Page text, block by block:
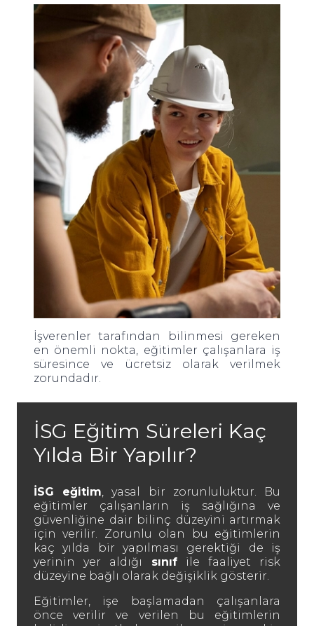
İşverenler tarafından bilinmesi gereken
en önemli nokta, eğitimler çalışanlara iş
süresince ve ücretsiz olarak verilmek
zorundadır.
İSG Eğitim Süreleri Kaç
Yılda Bir Yapılır?
İSG eğitim, yasal bir zorunluluktur. Bu
eğitimler çalışanların iş sağlığına ve
güvenliğine dair bilinç düzeyini artırmak
için verilir. Zorunlu olan bu eğitimlerin
kaç yılda bir yapılması gerektiği de iş
yerinin yer aldığı sınıfile faaliyet risk
düzeyine bağlı olarak değişiklik gösterir.
Eğitimler, işe başlamadan çalışanlara
önce verilir ve verilen bu eğitimlerin